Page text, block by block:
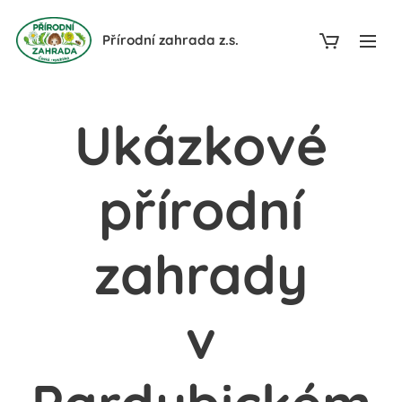
Přírodní zahrada z.s.
Ukázkové
přírodní
zahrady
v